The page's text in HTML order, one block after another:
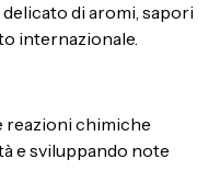
di aromi, sapori
internazionale.
reazioni chimiche
e sviluppando note